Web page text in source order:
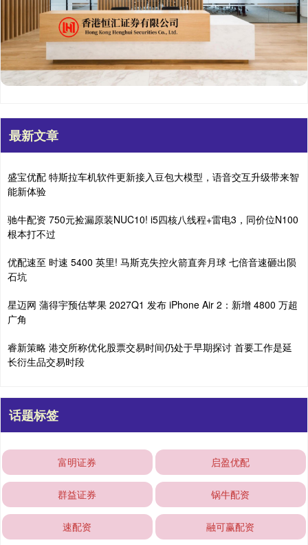
最新文章
盛宝优配 特斯拉车机软件更新接入豆包大模型，语音交互升级带来智
能新体验
驰牛配资 750元捡漏原装NUC10! i5四核八线程+雷电3，同价位N100
根本打不过
优配速至 时速 5400 英里! 马斯克失控火箭直奔月球 七倍音速砸出陨
石坑
星迈网 蒲得宇预估苹果 2027Q1 发布 iPhone Air 2：新增 4800 万超
广角
睿新策略 港交所称优化股票交易时间仍处于早期探讨 首要工作是延
长衍生品交易时段
话题标签
富明证券 启盈优配
群益证券 锅牛配资
速配资 融可赢配资